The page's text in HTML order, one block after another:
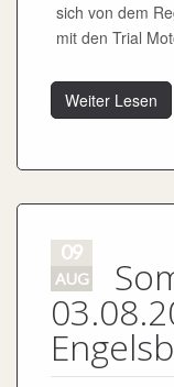
sich von dem
mit den Trial
Weiter Lesen
09
AUG